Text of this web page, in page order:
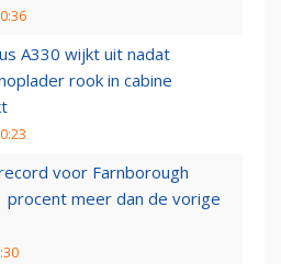
A330 wijkt uit nadat
rook in cabine
voor Farnborough
procent meer dan de vorige